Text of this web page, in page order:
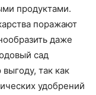
продуктами.
поражают
даже
сад
так как
удобрений